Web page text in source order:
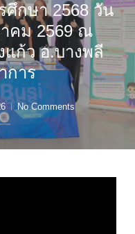
ศึกษา 2568 วัน
คม 2569 ณ
แก้ว อ.บางพลี
การ
No Comments